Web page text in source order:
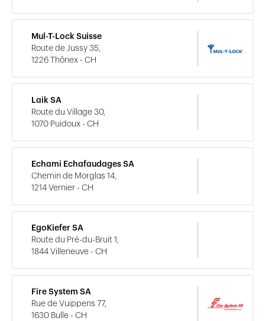
Mul-T-Lock Suisse
Route de Jussy 35,
1226 Thônex - CH
Laik SA
Route du Village 30,
1070 Puidoux - CH
Echami Echafaudages SA
Chemin de Morglas 14,
1214 Vernier - CH
EgoKiefer SA
Route du Pré-du-Bruit 1,
1844 Villeneuve - CH
Fire System SA
Rue de Vuippens 77,
1630 Bulle - CH